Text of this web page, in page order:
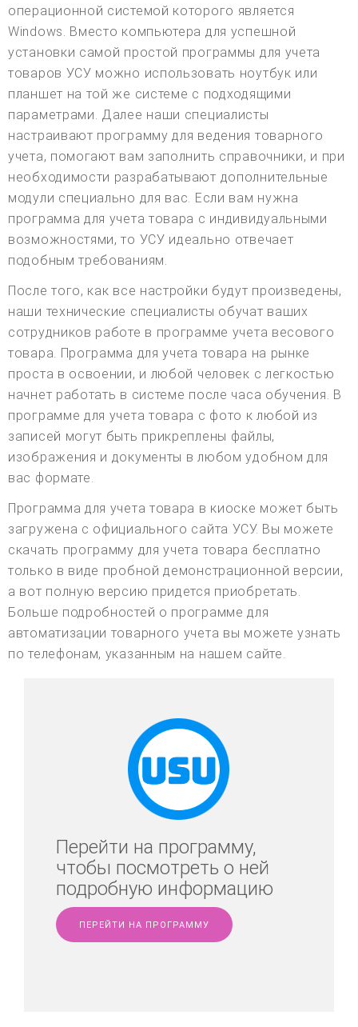
операционной системой которого является
Windows. Вместо компьютера для успешной
установки самой простой программы для учета
товаров УСУ можно использовать ноутбук или
планшет на той же системе с подходящими
параметрами. Далее наши специалисты
настраивают программу для ведения товарного
учета, помогают вам заполнить справочники, и при
необходимости разрабатывают дополнительные
модули специально для вас. Если вам нужна
программа для учета товара с индивидуальными
возможностями, то УСУ идеально отвечает
подобным требованиям.
После того, как все настройки будут произведены,
наши технические специалисты обучат ваших
сотрудников работе в программе учета весового
товара. Программа для учета товара на рынке
проста в освоении, и любой человек с легкостью
начнет работать в системе после часа обучения. В
программе для учета товара с фото к любой из
записей могут быть прикреплены файлы,
изображения и документы в любом удобном для
вас формате.
Программа для учета товара в киоске может быть
загружена с официального сайта УСУ. Вы можете
скачать программу для учета товара бесплатно
только в виде пробной демонстрационной версии,
а вот полную версию придется приобретать.
Больше подробностей о программе для
автоматизации товарного учета вы можете узнать
по телефонам, указанным на нашем сайте.
Перейти на программу,
чтобы посмотреть о ней
подробную информацию
ПЕРЕЙТИ НА ПРОГРАММУ